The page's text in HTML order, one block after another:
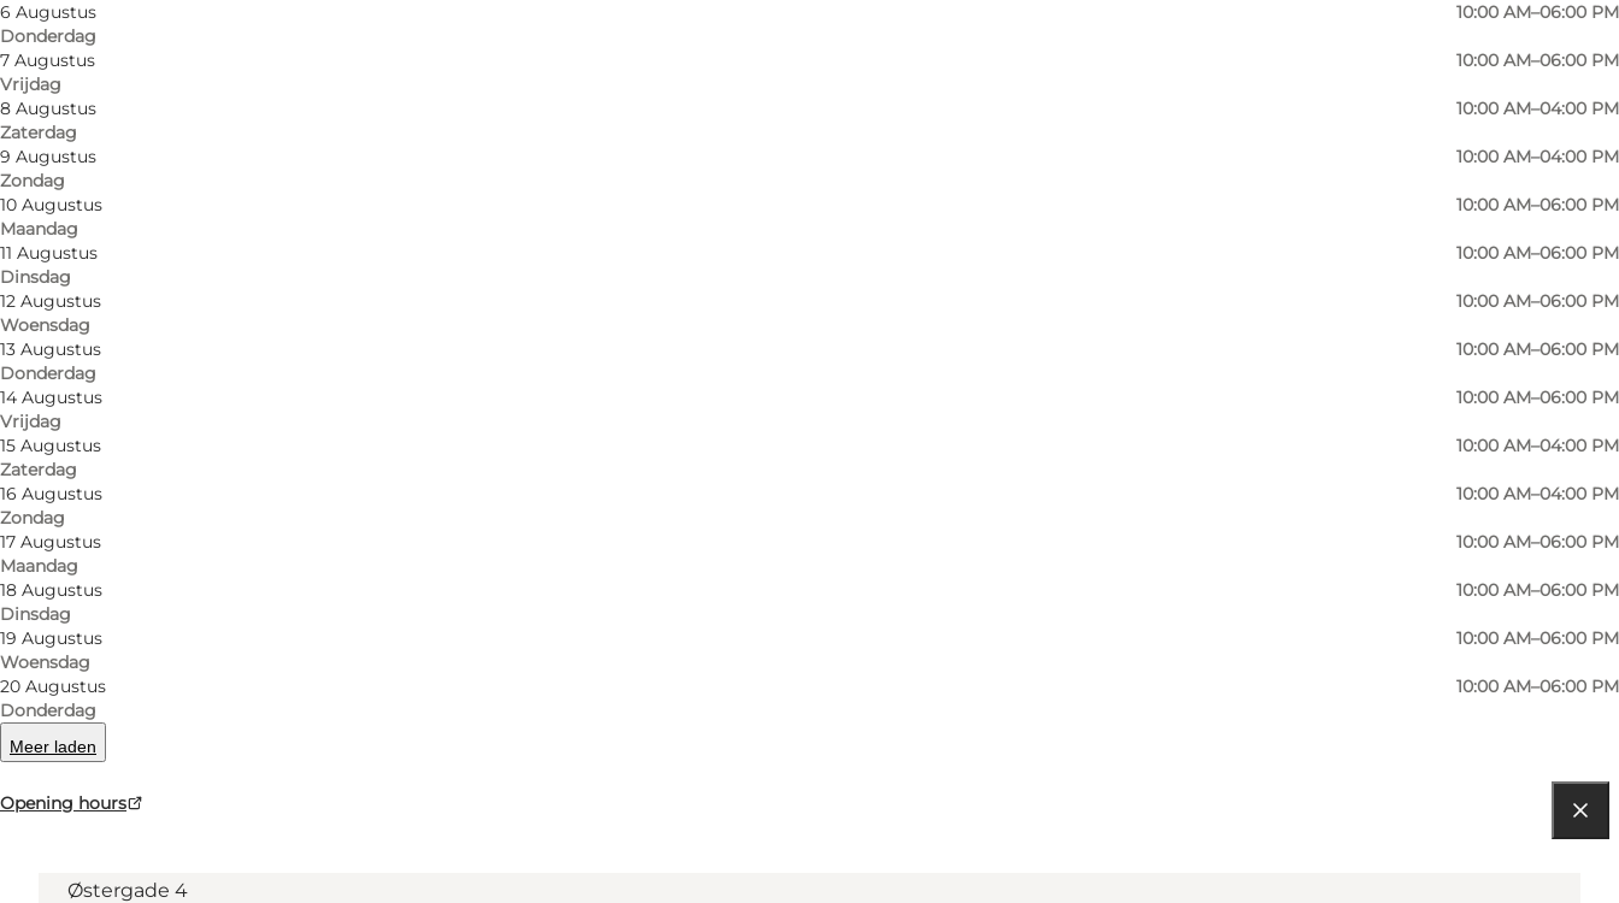
6 Augustus
Donderdag
10:00 AM–06:00 PM
7 Augustus
Vrijdag
10:00 AM–06:00 PM
8 Augustus
Zaterdag
10:00 AM–04:00 PM
9 Augustus
Zondag
10:00 AM–04:00 PM
10 Augustus
Maandag
10:00 AM–06:00 PM
11 Augustus
Dinsdag
10:00 AM–06:00 PM
12 Augustus
Woensdag
10:00 AM–06:00 PM
13 Augustus
Donderdag
10:00 AM–06:00 PM
14 Augustus
Vrijdag
10:00 AM–06:00 PM
15 Augustus
Zaterdag
10:00 AM–04:00 PM
16 Augustus
Zondag
10:00 AM–04:00 PM
17 Augustus
Maandag
10:00 AM–06:00 PM
18 Augustus
Dinsdag
10:00 AM–06:00 PM
19 Augustus
Woensdag
10:00 AM–06:00 PM
20 Augustus
Donderdag
10:00 AM–06:00 PM
Meer laden
Opening hours
Vibholm in Borgen Shopping offers everything from pierced ears to watch and jewellery sales, repairs and appraisals.
If you have wedding dreams and can read Danish texts, check out Vibholm's wedding magazine and checklist for your big day at Vibholm's Wedding Universe
You can also book an appointment for
- remember to specify which store you want to book with and that the appointment
must be booked at least 24 hours in advance and confirmed by the individual store.
Facebook
Lees meer
Østergade 4